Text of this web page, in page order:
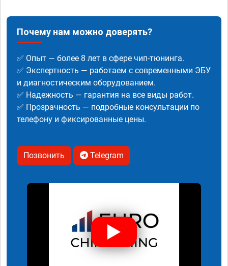
Почему нам можно доверять?
✅ Опыт — более 8 лет в сфере чип-тюнинга.
✅ Экспертность — работаем с современными ЭБУ
и диагностическим оборудованием.
✅ Надежность — гарантия на все виды работ.
✅ Прозрачность — подробные консультации по
телефону и фиксированные цены.
Позвонить Telegram